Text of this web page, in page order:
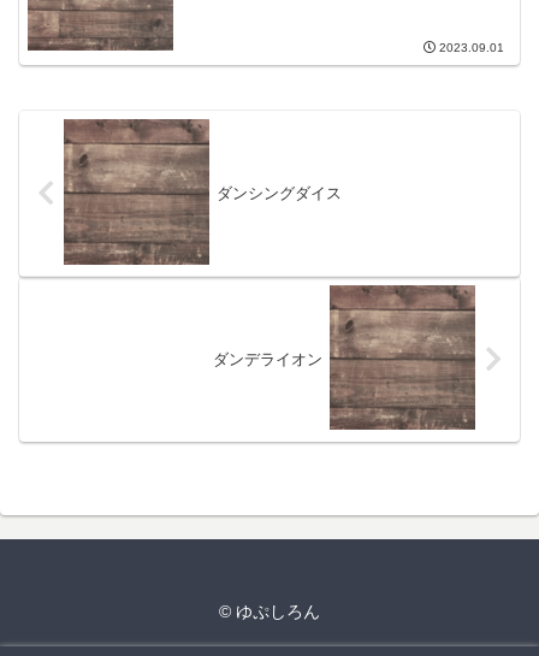
2023.09.01
ダンシングダイス
ダンデライオン
© ゆぷしろん